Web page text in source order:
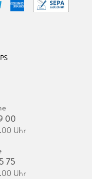
00
Uhr
75
Uhr